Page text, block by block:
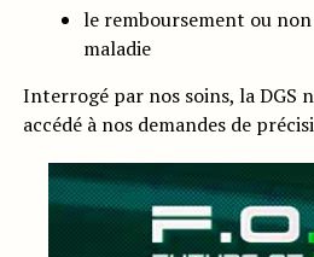
le remboursement ou non
maladie
Interrogé par nos soins, la DGS
accédé à nos demandes de